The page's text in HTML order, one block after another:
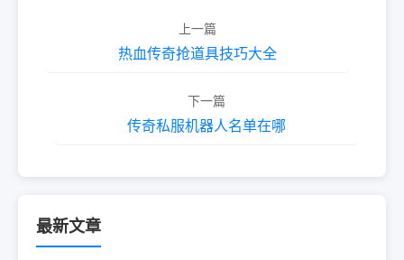
上一篇
热血传奇抢道具技巧大全
下一篇
传奇私服机器人名单在哪
最新文章